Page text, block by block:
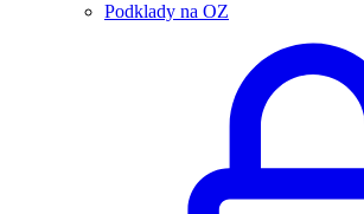
Podklady na OZ